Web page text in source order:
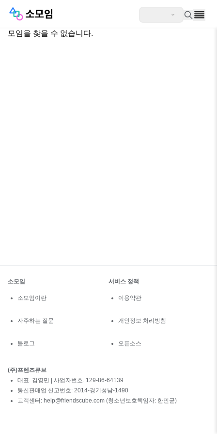
모임을 찾을 수 없습니다.
소모임
소모임이란
자주하는 질문
블로그
서비스 정책
이용약관
개인정보 처리방침
오픈소스
(주)프렌즈큐브
대표: 김영민 | 사업자번호: 129-86-64139
통신판매업 신고번호: 2014-경기성남-1490
고객센터: help@friendscube.com (청소년보호책임자: 한민균)